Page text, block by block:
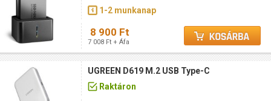
1-2 munkanap
8 900 Ft
7 008 Ft + Áfa
UGREEN D619 M.2 USB Type-C
Raktáron